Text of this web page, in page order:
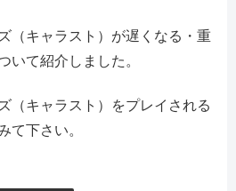
（キャラスト）が遅くなる・重
いて紹介しました。
（キャラスト）をプレイされる
て下さい。